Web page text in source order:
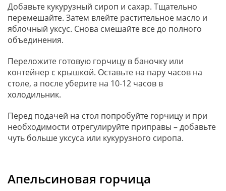
Добавьте кукурузный сироп и сахар. Тщательно
перемешайте. Затем влейте растительное масло и
яблочный уксус. Снова смешайте все до полного
объединения.
Переложите готовую горчицу в баночку или
контейнер с крышкой. Оставьте на пару часов на
столе, а после уберите на 10-12 часов в
холодильник.
Перед подачей на стол попробуйте горчицу и при
необходимости отрегулируйте приправы – добавьте
чуть больше уксуса или кукурузного сиропа.
Апельсиновая горчица